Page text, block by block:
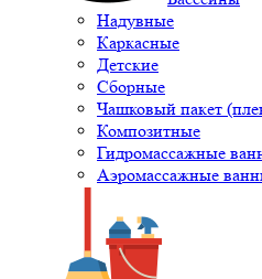
Надувные
Каркасные
Детские
Сборные
Чашковый пакет
Композитные
Гидромассажные
Аэромассажные